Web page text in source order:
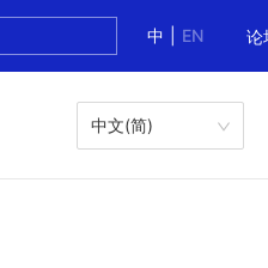
中
EN 论
中文(简)